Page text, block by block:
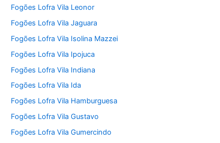
Fogões Lofra Vila Leonor
Fogões Lofra Vila Jaguara
Fogões Lofra Vila Isolina Mazzei
Fogões Lofra Vila Ipojuca
Fogões Lofra Vila Indiana
Fogões Lofra Vila Ida
Fogões Lofra Vila Hamburguesa
Fogões Lofra Vila Gustavo
Fogões Lofra Vila Gumercindo